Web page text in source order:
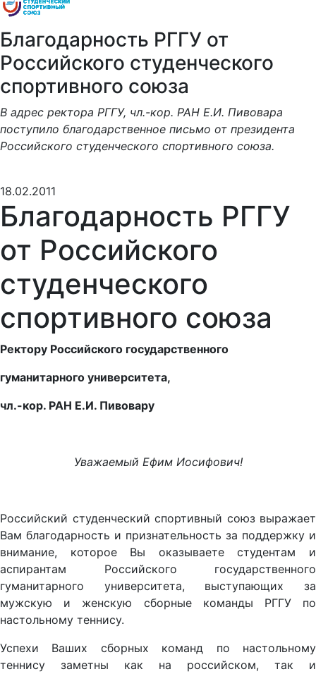
Благодарность РГГУ от
Российского студенческого
спортивного союза
В адрес ректора РГГУ, чл.-кор. РАН Е.И. Пивовара
поступило благодарственное письмо от президента
Российского студенческого спортивного союза.
18.02.2011
Благодарность РГГУ
от Российского
студенческого
спортивного союза
Ректору Российского государственного
гуманитарного университета,
чл.-кор. РАН Е.И. Пивовару
Уважаемый Ефим Иосифович!
Российский студенческий спортивный союз выражает
Вам благодарность и признательность за поддержку и
внимание, которое Вы оказываете студентам и
аспирантам Российского государственного
гуманитарного университета, выступающих за
мужскую и женскую сборные команды РГГУ по
настольному теннису.
Успехи Ваших сборных команд по настольному
теннису заметны как на российском, так и